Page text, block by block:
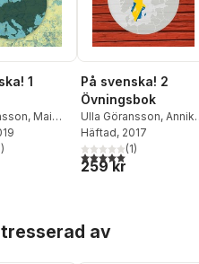
1
, Mai
Totalt antal röster:
)
På svenska! 2
Övningsbok
Ulla Göransson,
Helander,Mai Parada
Häftad, 2017
5,0utav 5 stjärnor.
(1)
259 kr
av